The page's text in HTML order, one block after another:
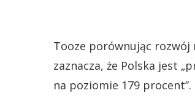
Tooze porównując rozwój
zaznacza, że Polska jest
na poziomie 179 procent”.